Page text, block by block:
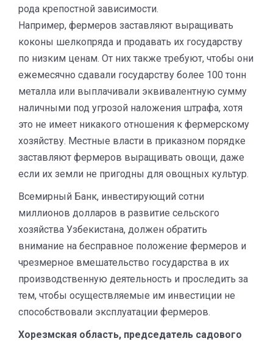
рода крепостной зависимости.
Например, фермеров заставляют выращивать
коконы шелкопряда и продавать их государству
по низким ценам. От них также требуют, чтобы они
ежемесячно сдавали государству более 100 тонн
металла или выплачивали эквивалентную сумму
наличными под угрозой наложения штрафа, хотя
это не имеет никакого отношения к фермерскому
хозяйству. Местные власти в приказном порядке
заставляют фермеров выращивать овощи, даже
если их земли не пригодны для овощных культур.
Всемирный Банк, инвестирующий сотни
миллионов долларов в развитие сельского
хозяйства Узбекистана, должен обратить
внимание на бесправное положение фермеров и
чрезмерное вмешательство государства в их
производственную деятельность и проследить за
тем, чтобы осуществляемые им инвестиции не
способствовали эксплуатации фермеров.
Хорезмская область, председатель садового